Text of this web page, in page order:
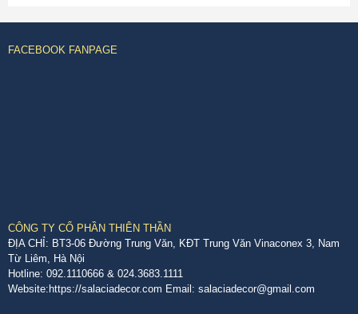
FACEBOOK FANPAGE
CÔNG TY CỔ PHẦN THIÊN THẦN
ĐỊA CHỈ: BT3-06 Đường Trung Văn, KĐT Trung Văn Vinaconex 3, Nam
Từ Liêm, Hà Nội
Hotline: 092.1110666 & 024.3683.1111
Website:https://salaciadecor.com Email: salaciadecor@gmail.com